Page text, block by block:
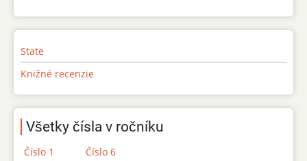
State
Knižné recenzie
Všetky čísla v ročníku
Číslo 1
Číslo 6